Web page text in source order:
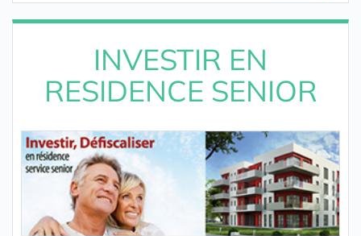
INVESTIR EN
RESIDENCE SENIOR